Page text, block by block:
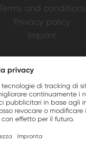
Terms and conditions
Privacy policy
Imprint
Brands, Inc.
Companion brands: